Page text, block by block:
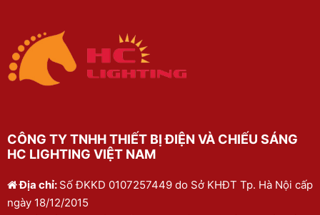
CÔNG TY TNHH THIẾT BỊ ĐIỆN VÀ CHIẾU SÁNG
HC LIGHTING VIỆT NAM
Địa chỉ: Số ĐKKD 0107257449 do Sở KHĐT Tp. Hà Nội cấp
ngày 18/12/2015